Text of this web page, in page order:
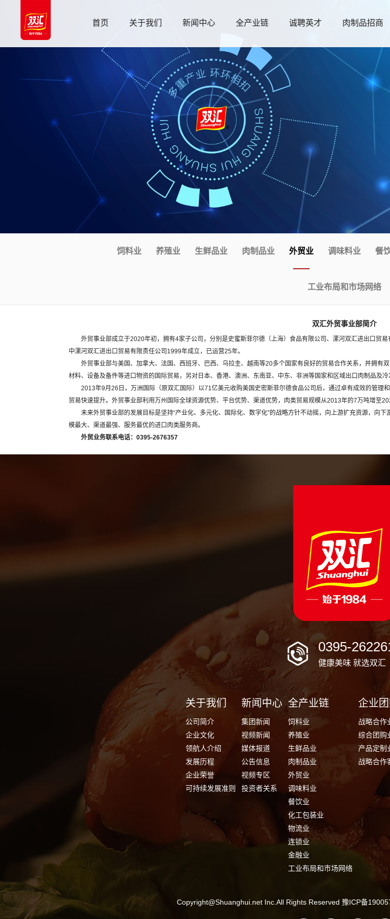
首页 关于我们 新闻中心 全产业链 诚聘英才 肉制品招商
饲料业 养殖业 生鲜品业 肉制品业 外贸业 调味料业 餐
工业布局和市场网络
双汇外贸事业部简介
外贸事业部成立于2020年初，拥有4家子公司，分别是史蜜斯菲尔德（上海）食品有限公司、漯河双汇进出口贸
中漯河双汇进出口贸易有限责任公司1999年成立，已运营25年。
外贸事业部与美国、加拿大、法国、西班牙、巴西、乌拉圭、越南等20多个国家有良好的贸易合作关系，并拥
材料、设备及备件等进口物资的国际贸易，另对日本、香港、澳洲、东南亚、中东、非洲等国家和区域出口肉制品及冷
2013年9月26日，万洲国际（原双汇国际）以71亿美元收购美国史密斯菲尔德食品公司后，通过卓有成效的管理
贸易快速提升。外贸事业部利用万州国际全球资源优势、平台优势、渠道优势，肉类贸易规模从2013年的7万吨增至
未来外贸事业部的发展目标是坚持“产业化、多元化、国际化、数字化”的战略方针不动摇，向上游扩充资源，向
模最大、渠道最强、服务最优的进口肉类服务商。
外贸业务联系电话：0395-2676357
0395-
健康美味 就选双汇
关于我们
公司简介
企业文化
领航人介绍
发展历程
企业荣誉
可持续发展准则
新闻中心
集团新闻
视频新闻
媒体报道
公告信息
视频专区
投资者关系
全产业链
饲料业
养殖业
生鲜品业
肉制品业
外贸业
调味料业
餐饮业
化工包装业
物流业
连锁业
金融业
工业布局和市场网络
企业
战略合作
综合团购
产品定制
战略合作
Copyright@Shuanghui.net Inc.All Rights Reserved 豫ICP备